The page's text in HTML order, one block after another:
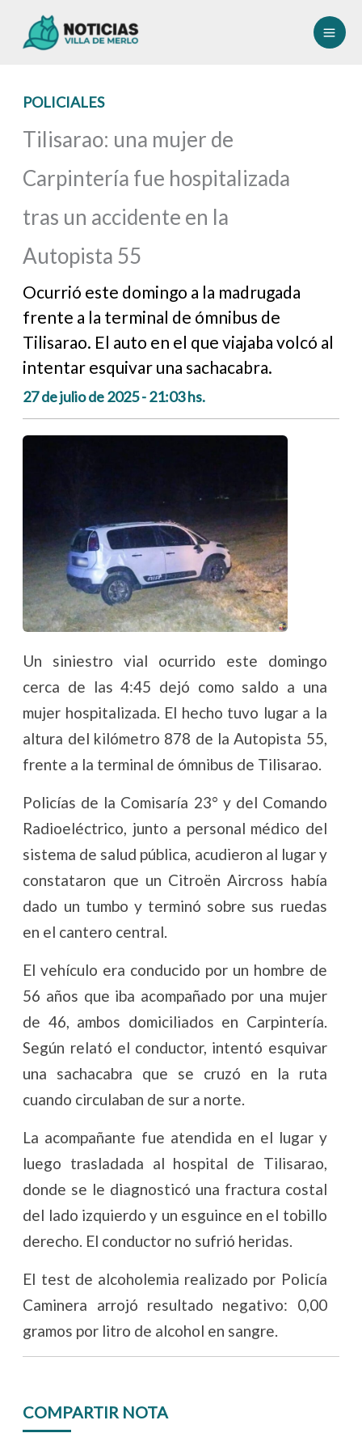
POLICIALES
Tilisarao: una mujer de
Carpintería fue hospitalizada
tras un accidente en la
Autopista 55
Ocurrió este domingo a la madrugada
frente a la terminal de ómnibus de
Tilisarao. El auto en el que viajaba volcó al
intentar esquivar una sachacabra.
27 de julio de 2025 - 21:03 hs.
Un siniestro vial ocurrido este domingo
cerca de las 4:45 dejó como saldo a una
mujer hospitalizada. El hecho tuvo lugar a la
altura del kilómetro 878 de la Autopista 55,
frente a la terminal de ómnibus de Tilisarao.
Policías de la Comisaría 23° y del Comando
Radioeléctrico, junto a personal médico del
sistema de salud pública, acudieron al lugar y
constataron que un Citroën Aircross había
dado un tumbo y terminó sobre sus ruedas
en el cantero central.
El vehículo era conducido por un hombre de
56 años que iba acompañado por una mujer
de 46, ambos domiciliados en Carpintería.
Según relató el conductor, intentó esquivar
una sachacabra que se cruzó en la ruta
cuando circulaban de sur a norte.
La acompañante fue atendida en el lugar y
luego trasladada al hospital de Tilisarao,
donde se le diagnosticó una fractura costal
del lado izquierdo y un esguince en el tobillo
derecho. El conductor no sufrió heridas.
El test de alcoholemia realizado por Policía
Caminera arrojó resultado negativo: 0,00
gramos por litro de alcohol en sangre.
COMPARTIR NOTA